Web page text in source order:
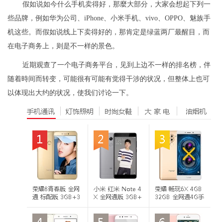
假如说如今什么手机卖得好，那麼大部分，大家会想起下列一
些品牌，例如华为公司、iPhone、小米手机、vivo、OPPO、魅族手
机这些。而假如说线上下卖得好的，那肯定是绿蓝两厂最醒目，而
在电子商务上，则是不一样的景色。
近期观查了一个电子商务平台，见到上边不一样的排名榜，伴
随着時间而转变，可能很有可能有觉得干涉的状况，但整体上也可
以体现出大约的状况，使我们讨论一下。